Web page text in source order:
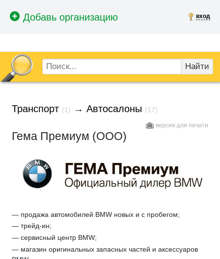
вход
Найти
Транспорт (1) → Автосалоны (17)
версия для печати
Гема Премиум (ООО)
— продажа автомобилей BMW новых и с пробегом;
— трейд-ин;
— сервисный центр BMW;
— магазин оригинальных запасных частей и аксессуаров